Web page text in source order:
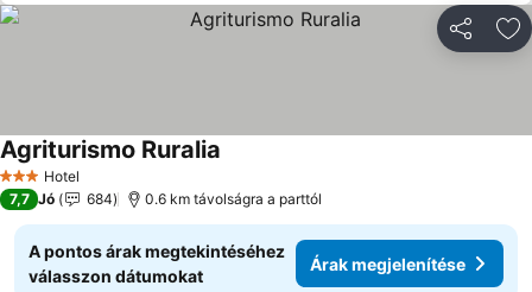
3 Kategória
Hotel
Agriturismo Ruralia
7,7 Jó 684 0.6 km távolságra a parttól
A pontos árak megtekintéséhez
válasszon dátumokat
Árak megjelenítése